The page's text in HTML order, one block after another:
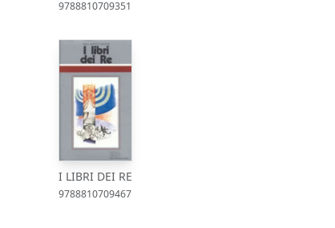
9788810709351
I LIBRI DEI RE
9788810709467